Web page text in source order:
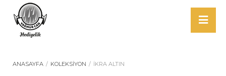
ANASAYFA / KOLEKSIYON / İKRA ALTIN